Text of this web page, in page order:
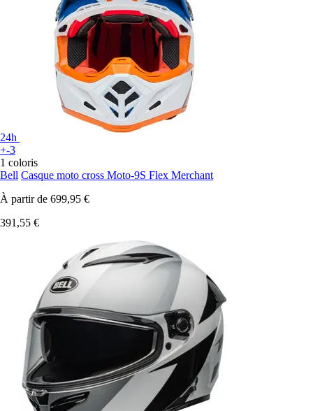
24h
+-3
1 coloris
Bell Casque moto cross Moto-9S Flex Merchant
À partir de 699,95 €
391,55 €